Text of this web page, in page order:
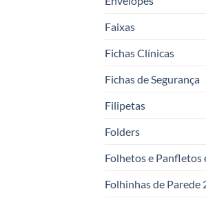
Faixas
Fichas Clínicas
Fichas de Segurança
Filipetas
Folders
Folhetos e Panfletos
Folhinhas de Parede